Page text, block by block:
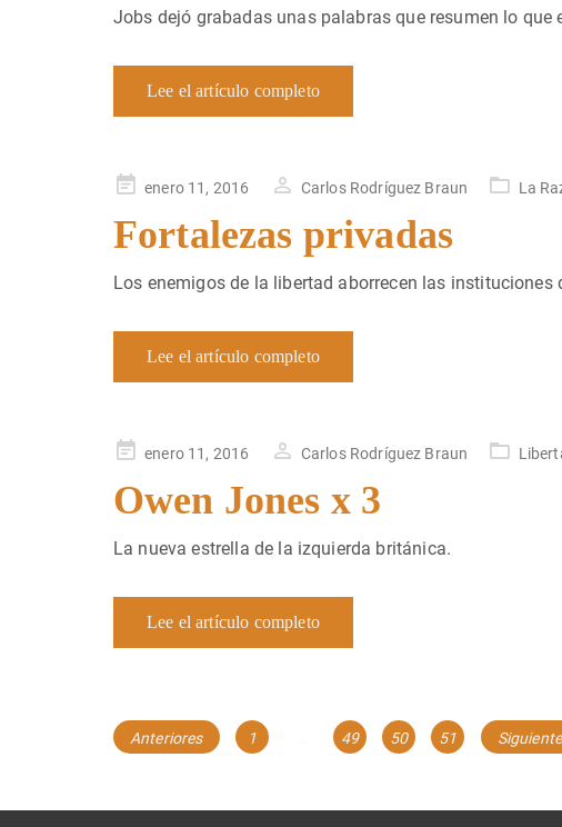
Jobs dejó grabadas unas palabras que resumen lo que
Lee el artículo completo
Publicado
enero 11, 2016 Carlos Rodríguez Braun La
Fortalezas privadas
Los enemigos de la libertad aborrecen las instituciones
Lee el artículo completo
Publicado
enero 11, 2016 Carlos Rodríguez Braun
Owen Jones x 3
La nueva estrella de la izquierda británica.
Lee el artículo completo
Navegación
Anteriores Página
1 Página
49 Página
50 Página
51